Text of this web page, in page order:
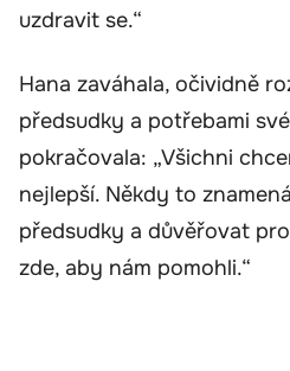
uzdravit se.“
Hana zaváhala, očividně
předsudky a potřebami
pokračovala: „Všichni
nejlepší. Někdy to
předsudky a důvěřovat
zde, aby nám pomohli.“